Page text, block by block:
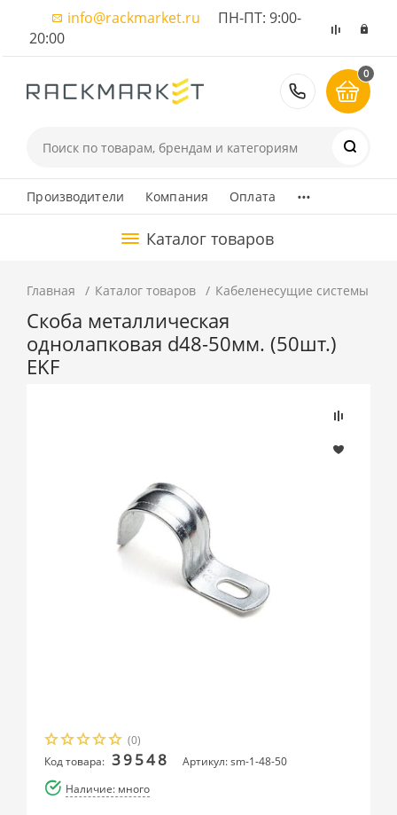
info@rackmarket.ru ПН-ПТ: 9:00-
20:00
8 (495)
0
Производители Компания Оплата ...
Каталог товаров
Главная Каталог товаров Кабеленесущие системы
Скоба металлическая
однолапковая d48-50мм. (50шт.)
EKF
(0)
Код товара: 39548
Артикул: sm-1-48-50
Наличие: много